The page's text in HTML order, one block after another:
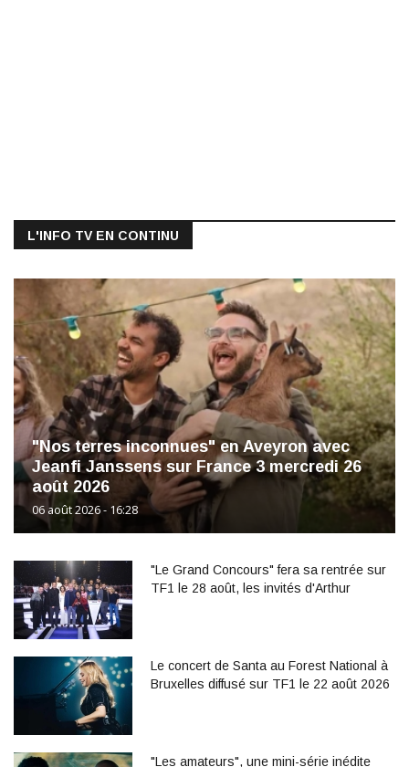
L'INFO TV EN CONTINU
"Nos terres inconnues" en Aveyron avec
Jeanfi Janssens sur France 3 mercredi 26
août 2026
06 août 2026 - 16:28
"Le Grand Concours" fera sa rentrée sur
TF1 le 28 août, les invités d'Arthur
Le concert de Santa au Forest National à
Bruxelles diffusé sur TF1 le 22 août 2026
"Les amateurs", une mini-série inédite